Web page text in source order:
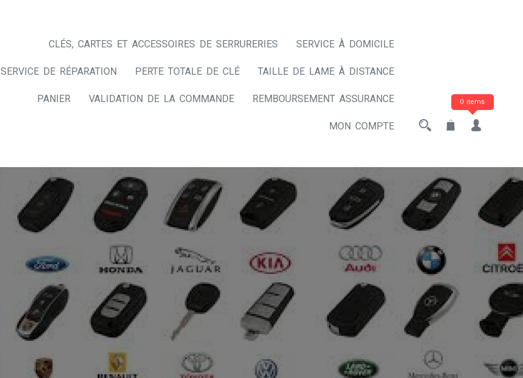
CLÉS, CARTES ET ACCESSOIRES DE SERRURERIES SERVICE À DOMICILE
SERVICE DE RÉPARATION PERTE TOTALE DE CLÉ TAILLE DE LAME À DISTANCE
PANIER VALIDATION DE LA COMMANDE REMBOURSEMENT ASSURANCE
MON COMPTE
0 items